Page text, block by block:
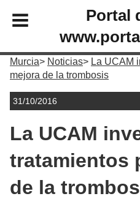
Portal
Murcia Noticias
La UCAM
mejora de la trombosis
31/10/2016
La UCAM
tratamientos
de la